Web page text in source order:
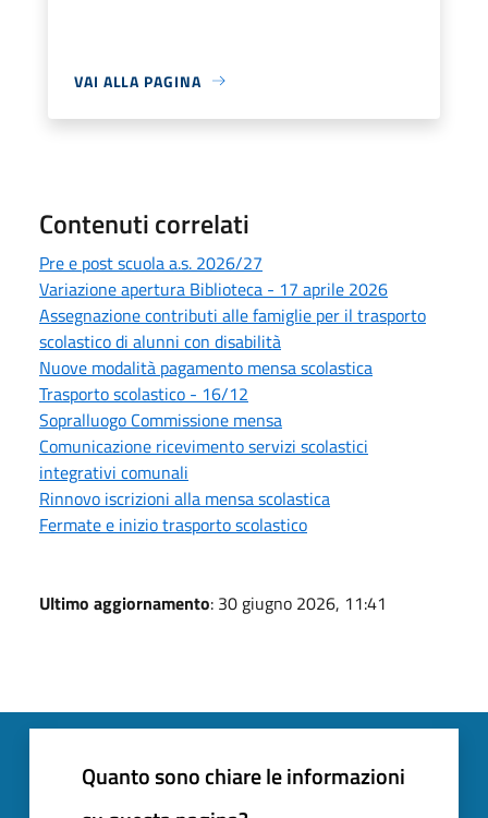
VAI ALLA PAGINA
Contenuti correlati
Pre e post scuola a.s. 2026/27
Variazione apertura Biblioteca - 17 aprile 2026
Assegnazione contributi alle famiglie per il trasporto
scolastico di alunni con disabilità
Nuove modalità pagamento mensa scolastica
Trasporto scolastico - 16/12
Sopralluogo Commissione mensa
Comunicazione ricevimento servizi scolastici
integrativi comunali
Rinnovo iscrizioni alla mensa scolastica
Fermate e inizio trasporto scolastico
Ultimo aggiornamento: 30 giugno 2026, 11:41
Quanto sono chiare le informazioni